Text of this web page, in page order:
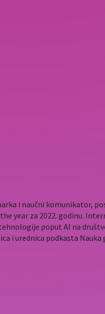
i naučni komunikator,
year za 2022. godinu.
poput AI na
i urednica podkasta